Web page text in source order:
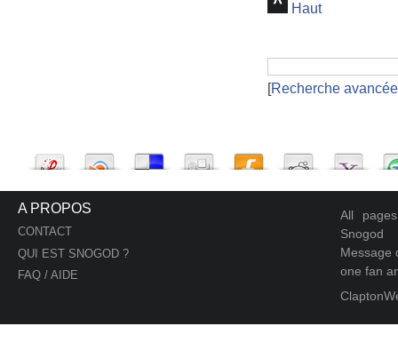
Haut
[Recherche avancée
A PROPOS
CONTACT
QUI EST SNOGOD ?
FAQ / AIDE
All
Snogod
Message
one fan